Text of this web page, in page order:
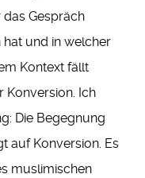
Gespräch
und in welcher
Kontext fällt
Konversion. Ich
Die Begegnung
auf Konversion. Es
muslimischen